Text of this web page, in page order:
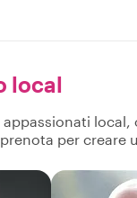
local
appassionati
per creare